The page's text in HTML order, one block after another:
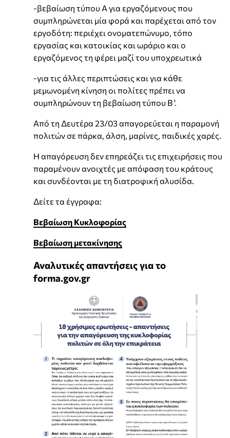
-βεβαίωση τύπου Α για εργαζόμενους που
συμπληρώνεται μία φορά και παρέχεται από τον
εργοδότη: περιέχει ονοματεπώνυμο, τόπο
εργασίας και κατοικίας και ωράριο και ο
εργαζόμενος τη φέρει μαζί του υποχρεωτικά
-για τις άλλες περιπτώσεις και για κάθε
μεμωνομένη κίνηση οι πολίτες πρέπει να
συμπληρώνουν τη βεβαίωση τύπου Β '.
Από τη Δευτέρα 23/03 απαγορεύεται η παραμονή
πολιτών σε πάρκα, άλση, μαρίνες, παιδικές χαρές.
Η απαγόρευση δεν επηρεάζει τις επιχειρήσεις που
παραμένουν ανοιχτές με απόφαση του κράτους
και συνδέονται με τη διατροφική αλυσίδα.
Δείτε τα έγγραφα:
Βεβαίωση Κυκλοφορίας
Βεβαίωση μετακίνησης
Αναλυτικές απαντήσεις για το
forma.gov.gr